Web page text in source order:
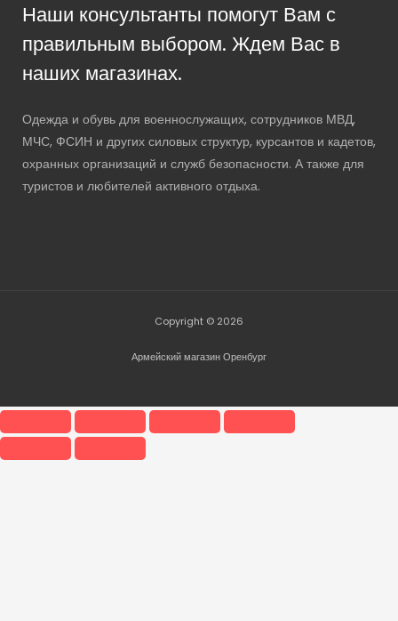
Наши консультанты помогут Вам с
правильным выбором. Ждем Вас в
наших магазинах.
Одежда и обувь для военнослужащих, сотрудников МВД,
МЧС, ФСИН и других силовых структур, курсантов и кадетов,
охранных организаций и служб безопасности. А также для
туристов и любителей активного отдыха.
Copyright © 2026
Армейский магазин Оренбург